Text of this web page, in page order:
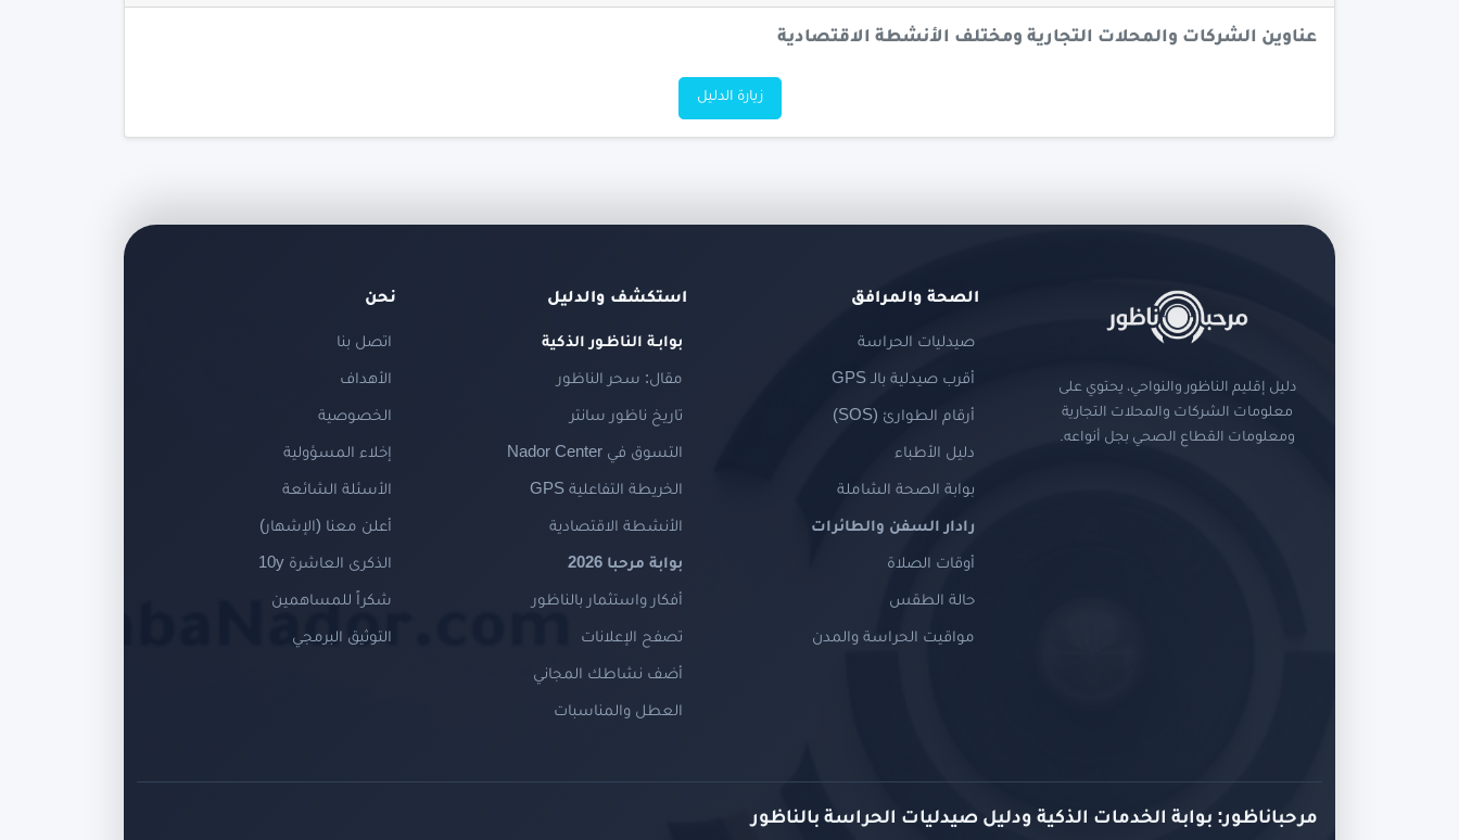
عناوين الشركات والمحلات التجارية ومختلف الأنشطة الاقتصادية
زيارة الدليل
دليل إقليم الناظور والنواحي، يحتوي على
معلومات الشركات والمحلات التجارية
ومعلومات القطاع الصحي بجل أنواعه.
الصحة والمرافق
صيدليات الحراسة
أقرب صيدلية بالـ GPS
أرقام الطوارئ (SOS)
دليل الأطباء
بوابة الصحة الشاملة
رادار السفن والطائرات
أوقات الصلاة
حالة الطقس
مواقيت الحراسة والمدن
استكشف والدليل
بوابـة الناظـور الذكية
مقال: سحر الناظور
تاريخ ناظور سانتر
التسوق في Nador Center
الخريطة التفاعلية GPS
الأنشطة الاقتصادية
بوابة مرحبا 2026
أفكار واستثمار بالناظور
تصفح الإعلانات
أضف نشاطك المجاني
العطل والمناسبات
نحن
اتصل بنا
الأهداف
الخصوصية
إخلاء المسؤولية
الأسئلة الشائعة
أعلن معنا (الإشهار)
الذكرى العاشرة 10y
شكراً للمساهمين
التوثيق البرمجي
مرحباناظور: بوابة الخدمات الذكية ودليل صيدليات الحراسة بالناظور